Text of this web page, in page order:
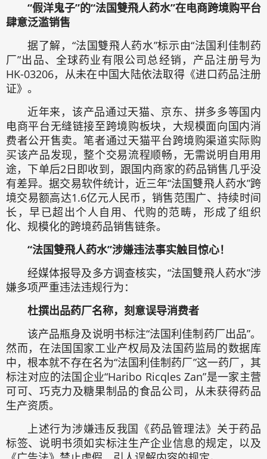
“假洋鬼子”的“法国雙飛人药水”在电商跨境购平台
肆意泛滥销售
据了解，“法国雙飛人药水”标示由“法国利佳制药
厂”出品、全球药业有限公司总经销，产品注册号为
HK-03206，从未在中国大陆依法取得《进口药品注册
证》。
近年来，该产品通过天猫、京东、拼多多等国内
电商平台无缝链接至跨境购板块，大规模面向国内消
费者公开售卖。笔者通过天猫平台跨境购渠道实际购
买该产品发现，整个交易流程顺畅，无需说明自用用
途，下单后2日即收到，跟国内商家的药品销售几乎没
有差异。据交易软件统计，近三年“法国雙飛人药水”跨
境交易额高达1.6亿元人民币，销售范围广、持续时间
长，早已超出个人自用、代购的范畴，形成了组织
化、规模化的跨境药品销售链条。
“法国雙飛人药水”涉嫌违法事实触目惊心！
经媒体报导及多方调查核实，“法国雙飛人药水”涉
嫌多项严重违法违规行为：
杜撰出品药厂名称，刻意误导消费者
该产品瓶身及说明书标注“法国利佳制药厂出品”。
然而，在法国国家工业产权局及法国药监局的数据库
中，根本就不存在名为“法国利佳制药厂”这一药厂，其
标注对应的法国企业“Haribo Ricqles Zan”是一家主营
可可、巧克力及糖果制品的食品公司，从未获得药品
生产资质。
上述行为涉嫌违反我国《药品管理法》关于药品
标签、说明书须如实标注生产企业信息的规定，以及